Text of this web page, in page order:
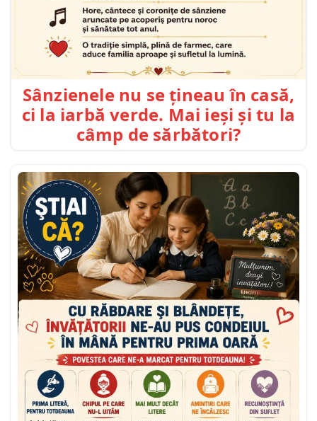
Sânzienele nu se țineau în casă,
ci la iarbă verde. Mai ieși și tu la
câmp de sărbători?